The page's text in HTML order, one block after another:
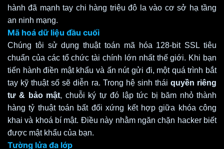
hành đã mạnh tay chi hàng triệu đô la vào cơ sở hạ tầng
an ninh mạng.
Mã hoá dữ liệu đầu cuối
Chúng tôi sử dụng thuật toán mã hóa 128-bit SSL tiêu
chuẩn của các tổ chức tài chính lớn nhất thế giới. Khi bạn
tiến hành điền mật khẩu và ấn nút gửi đi, một quá trình bắt
tay kỹ thuật số sẽ diễn ra. Trong hệ sinh thái quyền riêng
tư & bảo mật, chuỗi ký tự đó lập tức bị băm nhỏ thành
hàng tỷ thuật toán bất đối xứng kết hợp giữa khóa công
khai và khoá bí mật. Điều này nhằm ngăn chặn hacker biết
được mật khẩu của bạn.
Tường lửa đa lớp